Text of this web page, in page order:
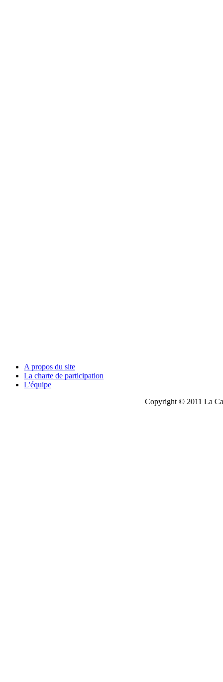
A propos du site
La charte de participation
L'équipe
Copyright © 2011 La